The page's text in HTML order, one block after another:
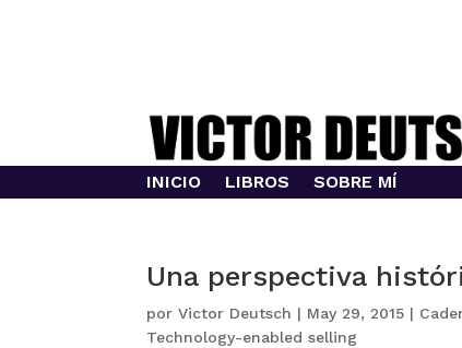
INICIO LIBROS SOBRE MÍ
Una perspectiva
porVictor Deutsch | May 29, 2015 |
Technology-enabled selling